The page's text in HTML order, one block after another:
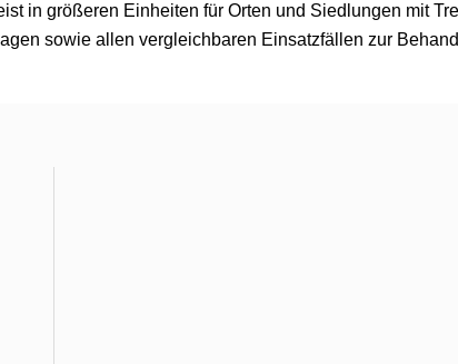
in größeren Einheiten für Orten und Siedlungen mit
sowie allen vergleichbaren Einsatzfällen zur